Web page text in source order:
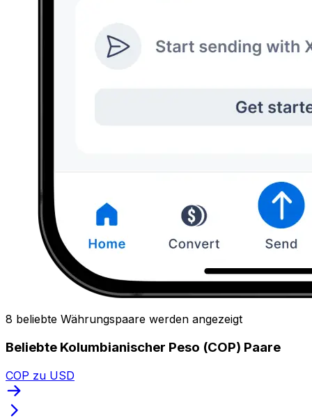
8 beliebte Währungspaare werden angezeigt
Beliebte Kolumbianischer Peso (COP) Paare
COP zu USD